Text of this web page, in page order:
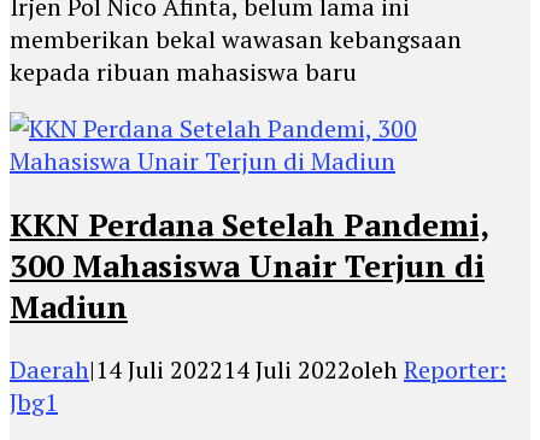
Irjen Pol Nico Afinta, belum lama ini
memberikan bekal wawasan kebangsaan
kepada ribuan mahasiswa baru
KKN Perdana Setelah Pandemi,
300 Mahasiswa Unair Terjun di
Madiun
Daerah|14 Juli 202214 Juli 2022olehReporter:
Jbg1